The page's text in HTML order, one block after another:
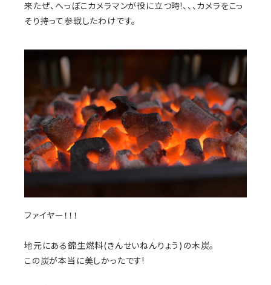
来たぜ、へっぽこカメラマンが役に立つ時!、、、カメラをこっ
そり持って参戦したわけです。
ファイヤー！！！
地元にある錦生燃料(きんせいねんりょう)の木炭。
この炭が本当に美しかったです!